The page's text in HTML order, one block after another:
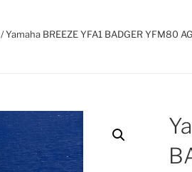
/ Yamaha BREEZE YFA1 BADGER YFM80